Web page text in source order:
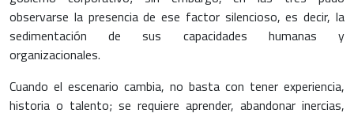
observarse la presencia de ese factor silencioso, es decir, la
sedimentación de sus capacidades humanas y
organizacionales.
Cuando el escenario cambia, no basta con tener experiencia,
historia o talento; se requiere aprender, abandonar inercias,